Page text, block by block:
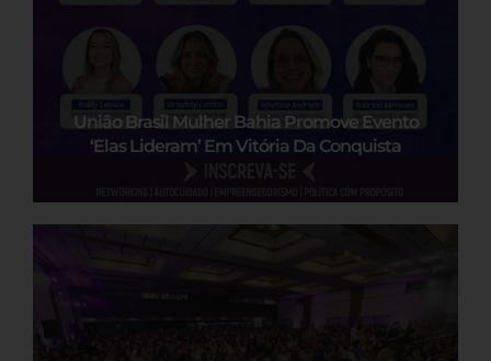
União Brasil Mulher Bahia Promove Evento
‘Elas Lideram’ Em Vitória Da Conquista